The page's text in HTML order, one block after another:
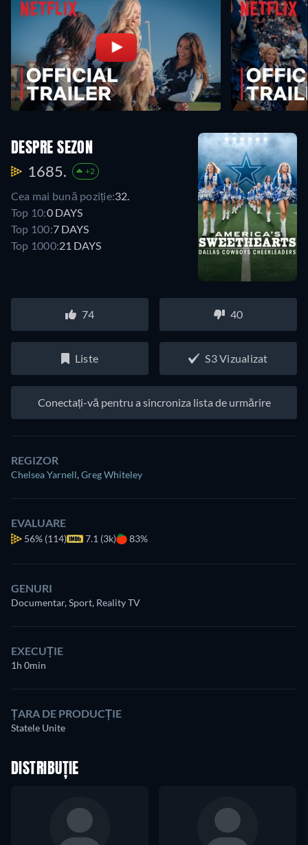
DESPRE SEZON
1685. +2
Cea mai bună poziție:32.
Top 10:0 DAYS
Top 100:7 DAYS
Top 1000:21 DAYS
74 40
Liste S3 Vizualizat
Conectați-vă pentru a sincroniza lista de urmărire
REGIZOR
Chelsea Yarnell,Greg Whiteley
EVALUARE
56% (114) 7.1 (3k) 83%
GENURI
Documentar, Sport, Reality TV
EXECUȚIE
1h 0min
ȚARA DE PRODUCȚIE
Statele Unite
DISTRIBUȚIE